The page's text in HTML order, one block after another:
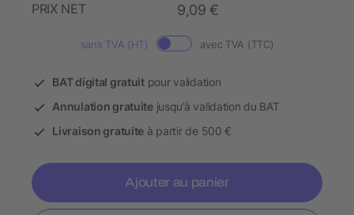
PRIX NET
9,09 €
sans TVA (HT) avec TVA (TTC)
BAT digital gratuitpour validation
Annulation gratuitejusqu’à validation du BAT
Livraison gratuite à partir de 500 €
Ajouter au panier